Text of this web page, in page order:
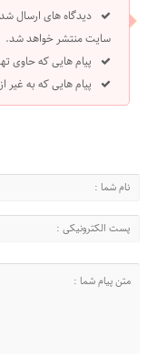
دیدگاه های ارسال
سایت منتشر خواهد شد.
پیام هایی که حاوی
پیام هایی که به غیر